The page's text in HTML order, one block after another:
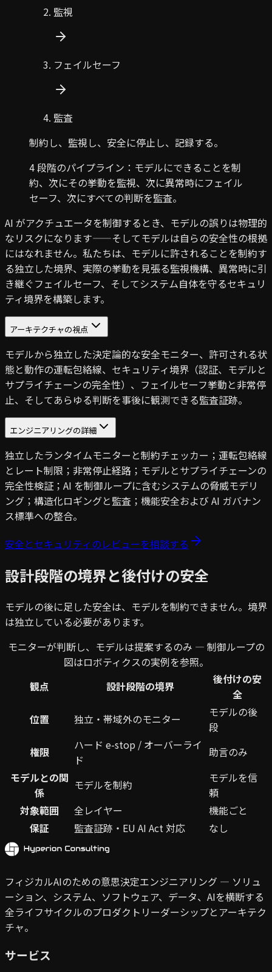
監視
フェイルセーフ
監査
制約し、監視し、安全に停止し、記録する。
4 段階のパイプライン：モデルにできることを制
約、次にその挙動を監視、次に異常時にフェイル
セーフ、次にすべての判断を監査。
AI がアクチュエータを制御するとき、モデルの誤りは物理的
なリスクになります——そしてモデルは自らの安全性の根拠
にはなれません。私たちは、モデルに許されることを制約す
る独立した境界、実際の挙動を見張る監視機構、異常時に引
き継ぐフェイルセーフ、そしてシステム自体を守るセキュリ
ティ境界を構築します。
アーキテクチャの視点
モデルから独立した決定論的な安全モニター、許可される状
態と動作の運転包絡線、セキュリティ境界（認証、モデルと
サプライチェーンの完全性）、フェイルセーフ挙動と非常停
止、そしてあらゆる判断を事後に観測できる監査証跡。
エンジニアリングの詳細
独立したランタイムモニターと制約チェッカー；運転包絡線
とレート制限；非常停止経路；モデルとサプライチェーンの
完全性検証；AI を制御ループに含むシステムの脅威モデリ
ング；構造化ロギングと監査；機能安全および AI ガバナン
ス標準への整合。
安全とセキュリティのレビューを相談する
設計段階の境界と後付けの安全
モデルの後に足した安全は、モデルを制約できません。境界
は独立している必要があります。
モニターが判断し、モデルは提案するのみ — 制御ループの
図はロボティクスの実例を参照。
観点
設計段階の境界
後付けの安
全
位置
独立・帯域外のモニター
モデルの後
段
権限
ハード e-stop / オーバーライ
ド
助言のみ
モデルとの関
係
モデルを制約
モデルを信
頼
対象範囲
全レイヤー
機能ごと
保証
監査証跡・EU AI Act 対応 なし
フィジカルAIのための意思決定エンジニアリング — ソリュ
ーション、システム、ソフトウェア、データ、AIを横断する
全ライフサイクルのプロダクトリーダーシップとアーキテク
チャ。
サービス